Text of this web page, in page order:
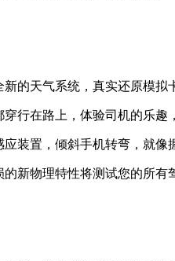
的天气系统，真实还原模拟
行在路上，体验司机的乐趣
装置，倾斜手机转弯，就像
新物理特性将测试您的所有